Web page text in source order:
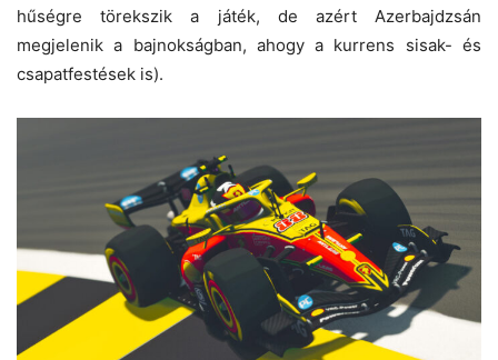
hűségre törekszik a játék, de azért Azerbajdzsán
megjelenik a bajnokságban, ahogy a kurrens sisak- és
csapatfestések is).